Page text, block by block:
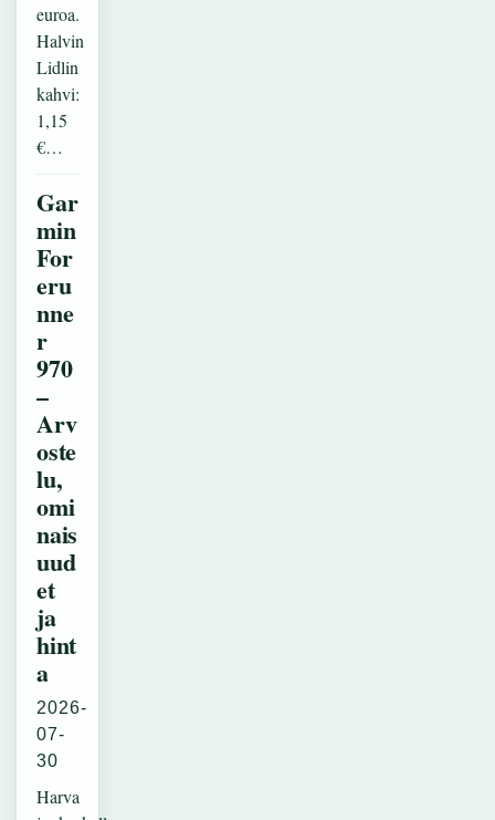
euroa.
Halvin
Lidlin
kahvi:
1,15
€…
Gar
min
For
eru
nne
r
970
–
Arv
oste
lu,
omi
nais
uud
et
ja
hint
a
2026-
07-
30
Harva